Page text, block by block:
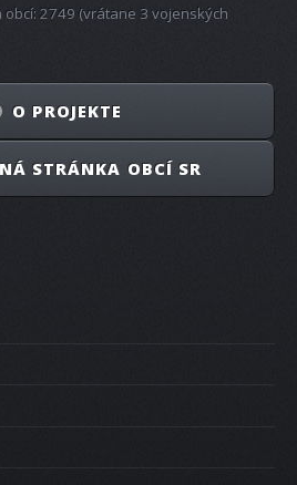
2749 (vrátane 3 vojenských
O PROJEKTE
STRÁNKA OBCÍ SR